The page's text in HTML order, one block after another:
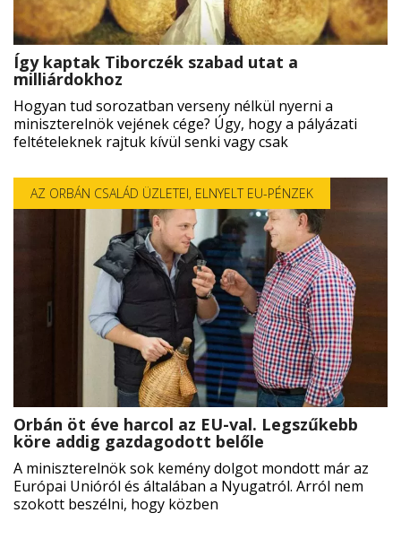
Így kaptak Tiborczék szabad utat a
milliárdokhoz
Hogyan tud sorozatban verseny nélkül nyerni a
miniszterelnök vejének cége? Úgy, hogy a pályázati
feltételeknek rajtuk kívül senki vagy csak
AZ ORBÁN CSALÁD ÜZLETEI, ELNYELT EU-PÉNZEK
Orbán öt éve harcol az EU-val. Legszűkebb
köre addig gazdagodott belőle
A miniszterelnök sok kemény dolgot mondott már az
Európai Unióról és általában a Nyugatról. Arról nem
szokott beszélni, hogy közben